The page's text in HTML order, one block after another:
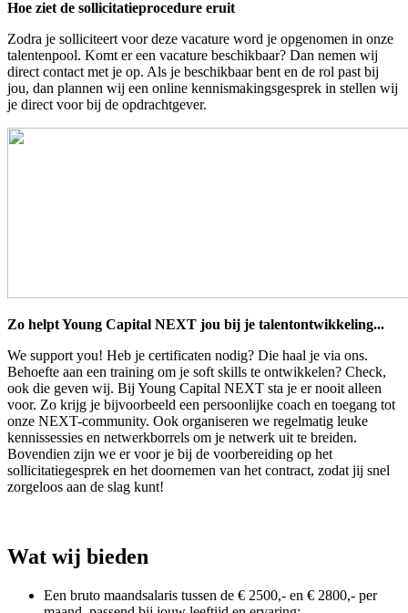
Hoe ziet de sollicitatieprocedure eruit
Zodra je solliciteert voor deze vacature word je opgenomen in onze
talentenpool. Komt er een vacature beschikbaar? Dan nemen wij
direct contact met je op. Als je beschikbaar bent en de rol past bij
jou, dan plannen wij een online kennismakingsgesprek in stellen wij
je direct voor bij de opdrachtgever.
Zo helpt Young Capital NEXT jou bij je talentontwikkeling...
We support you! Heb je certificaten nodig? Die haal je via ons.
Behoefte aan een training om je soft skills te ontwikkelen? Check,
ook die geven wij. Bij Young Capital NEXT sta je er nooit alleen
voor. Zo krijg je bijvoorbeeld een persoonlijke coach en toegang tot
onze NEXT-community. Ook organiseren we regelmatig leuke
kennissessies en netwerkborrels om je netwerk uit te breiden.
Bovendien zijn we er voor je bij de voorbereiding op het
sollicitatiegesprek en het doornemen van het contract, zodat jij snel
zorgeloos aan de slag kunt!
Wat wij bieden
Een bruto maandsalaris tussen de € 2500,- en € 2800,- per